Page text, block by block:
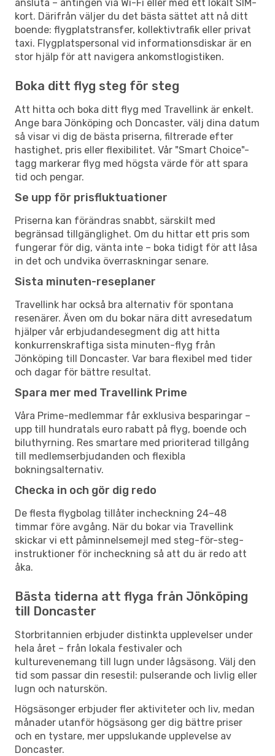
ansluta – antingen via Wi-Fi eller med ett lokalt SIM-
kort. Därifrån väljer du det bästa sättet att nå ditt
boende: flygplatstransfer, kollektivtrafik eller privat
taxi. Flygplatspersonal vid informationsdiskar är en
stor hjälp för att navigera ankomstlogistiken.
Boka ditt flyg steg för steg
Att hitta och boka ditt flyg med Travellink är enkelt.
Ange bara Jönköping och Doncaster, välj dina datum
så visar vi dig de bästa priserna, filtrerade efter
hastighet, pris eller flexibilitet. Vår "Smart Choice"-
tagg markerar flyg med högsta värde för att spara
tid och pengar.
Se upp för prisfluktuationer
Priserna kan förändras snabbt, särskilt med
begränsad tillgänglighet. Om du hittar ett pris som
fungerar för dig, vänta inte – boka tidigt för att låsa
in det och undvika överraskningar senare.
Sista minuten-reseplaner
Travellink har också bra alternativ för spontana
resenärer. Även om du bokar nära ditt avresedatum
hjälper vår erbjudandesegment dig att hitta
konkurrenskraftiga sista minuten-flyg från
Jönköping till Doncaster. Var bara flexibel med tider
och dagar för bättre resultat.
Spara mer med Travellink Prime
Våra Prime-medlemmar får exklusiva besparingar –
upp till hundratals euro rabatt på flyg, boende och
biluthyrning. Res smartare med prioriterad tillgång
till medlemserbjudanden och flexibla
bokningsalternativ.
Checka in och gör dig redo
De flesta flygbolag tillåter incheckning 24–48
timmar före avgång. När du bokar via Travellink
skickar vi ett påminnelsemejl med steg-för-steg-
instruktioner för incheckning så att du är redo att
åka.
Bästa tiderna att flyga från Jönköping
till Doncaster
Storbritannien erbjuder distinkta upplevelser under
hela året – från lokala festivaler och
kulturevenemang till lugn under lågsäsong. Välj den
tid som passar din resestil: pulserande och livlig eller
lugn och naturskön.
Högsäsonger erbjuder fler aktiviteter och liv, medan
månader utanför högsäsong ger dig bättre priser
och en tystare, mer uppslukande upplevelse av
Doncaster.